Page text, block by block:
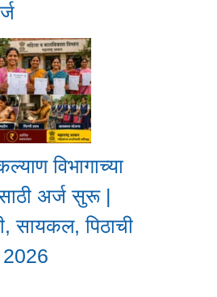
विभागाच्या
अर्ज सुरू |
सायकल, पिठाची
2026